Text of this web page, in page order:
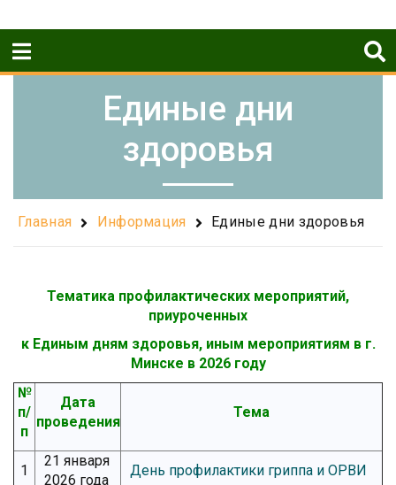
Единые дни
здоровья
Главная Информация Единые дни здоровья
Тематика профилактических мероприятий,
приуроченных
к Единым дням здоровья, иным мероприятиям в г.
Минске в 2026 году
№
п/
п
Дата
проведения
Тема
1
21 января
2026 года
День профилактики гриппа и ОРВИ